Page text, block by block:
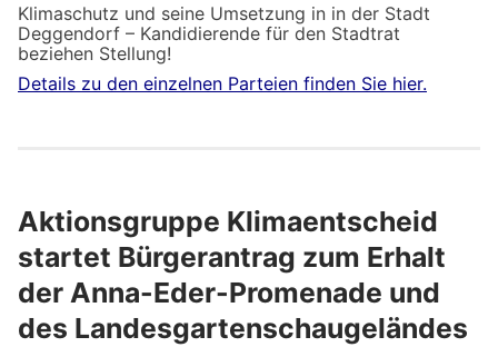
Klimaschutz und seine Umsetzung in in der Stadt
Deggendorf – Kandidierende für den Stadtrat
beziehen Stellung!
Details zu den einzelnen Parteien finden Sie hier.
Aktionsgruppe Klimaentscheid
startet Bürgerantrag zum Erhalt
der Anna-Eder-Promenade und
des Landesgartenschaugeländes